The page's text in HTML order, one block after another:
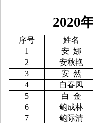
2020
序号 姓名
1
安 娜
2
安秋艳
3
安 然
4
白春凤
5
白 金
6
鲍成林
7
鲍际清